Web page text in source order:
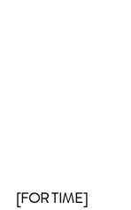
[FOR TIME]